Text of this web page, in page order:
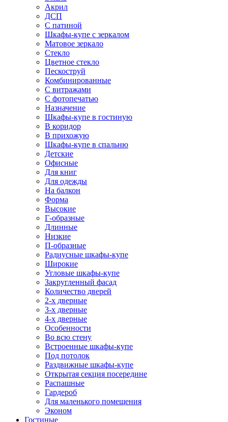
Акрил
ДСП
С патиной
Шкафы-купе с зеркалом
Матовое зеркало
Стекло
Цветное стекло
Пескоструй
Комбинированные
С витражами
С фотопечатью
Назначение
Шкафы-купе в гостиную
В коридор
В прихожую
Шкафы-купе в спальню
Детские
Офисные
Для книг
Для одежды
На балкон
Форма
Высокие
Г-образные
Длинные
Низкие
П-образные
Радиусные шкафы-купе
Широкие
Угловые шкафы-купе
Закругленный фасад
Количество дверей
2-х дверные
3-х дверные
4-х дверные
Особенности
Во всю стену
Встроенные шкафы-купе
Под потолок
Раздвижные шкафы-купе
Открытая секция посередине
Распашные
Гардероб
Для маленького помещения
Эконом
Гостиные